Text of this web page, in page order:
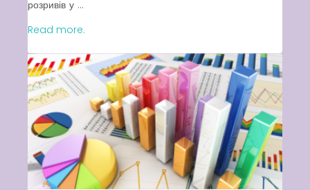
розривів у ...
Read more.